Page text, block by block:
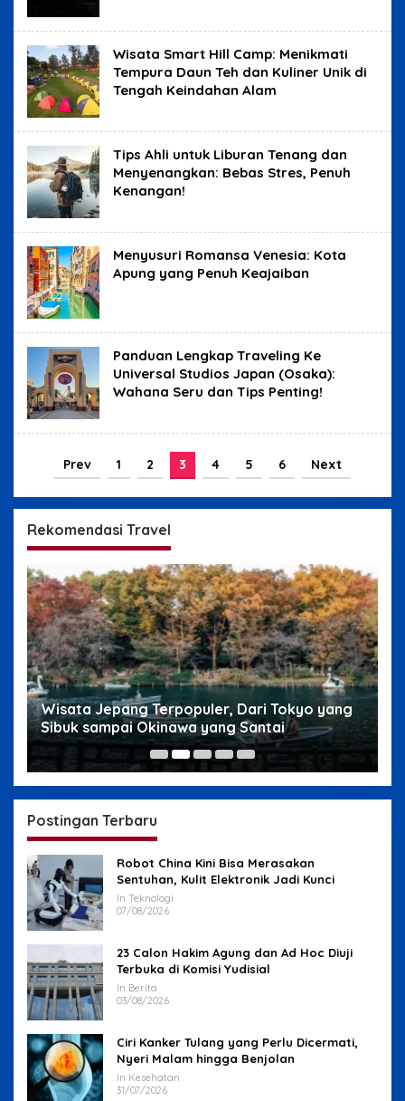
Wisata Smart Hill Camp: Menikmati
Tempura Daun Teh dan Kuliner Unik di
Tengah Keindahan Alam
Tips Ahli untuk Liburan Tenang dan
Menyenangkan: Bebas Stres, Penuh
Kenangan!
Menyusuri Romansa Venesia: Kota
Apung yang Penuh Keajaiban
Panduan Lengkap Traveling Ke
Universal Studios Japan (Osaka):
Wahana Seru dan Tips Penting!
Prev 1 2 3 4 5 6 Next
Rekomendasi Travel
Wisata Jepang Terpopuler, Dari Tokyo yang
Sibuk sampai Okinawa yang Santai
Postingan Terbaru
Robot China Kini Bisa Merasakan
Sentuhan, Kulit Elektronik Jadi Kunci
In Teknologi
07/08/2026
23 Calon Hakim Agung dan Ad Hoc Diuji
Terbuka di Komisi Yudisial
In Berita
03/08/2026
Ciri Kanker Tulang yang Perlu Dicermati,
Nyeri Malam hingga Benjolan
In Kesehatan
31/07/2026